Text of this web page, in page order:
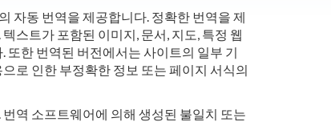
자동 번역을 제공합니다. 정확한 번역을 제
스트가 포함된 이미지, 문서, 지도, 특정 웹
또한 번역된 버전에서는 사이트의 일부 기
로 인한 부정확한 정보 또는 페이지 서식의
역 소프트웨어에 의해 생성된 불일치 또는